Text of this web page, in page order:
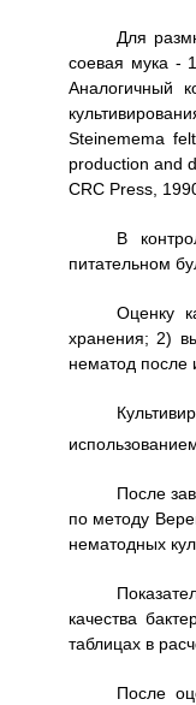
Для
соевая мука -
Аналогичный
Steinemema
production and
CRC Press,
В
питательном
Оценку
хранения; 2)
нематод после
После
по методу
нематодных
качества
таблицах в
После